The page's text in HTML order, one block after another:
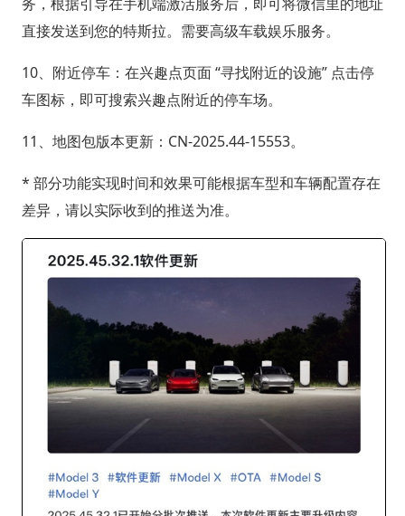
直接发送到您的特斯拉。需要高级车载娱乐服务。
10、附近停车：在兴趣点页面 “寻找附近的设施” 点击停
车图标，即可搜索兴趣点附近的停车场。
11、地图包版本更新：CN-2025.44-15553。
* 部分功能实现时间和效果可能根据车型和车辆配置存在
差异，请以实际收到的推送为准。